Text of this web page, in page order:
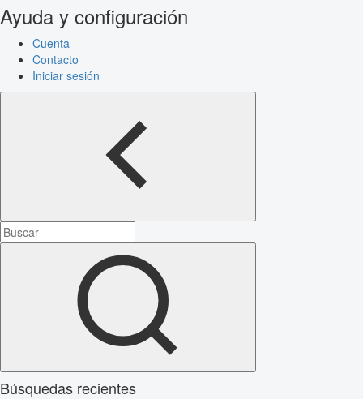
Ayuda y configuración
Cuenta
Contacto
Iniciar sesión
Búsquedas recientes